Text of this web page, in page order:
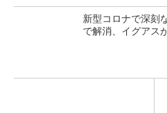
新型コロナで深刻
で解消、イグアス